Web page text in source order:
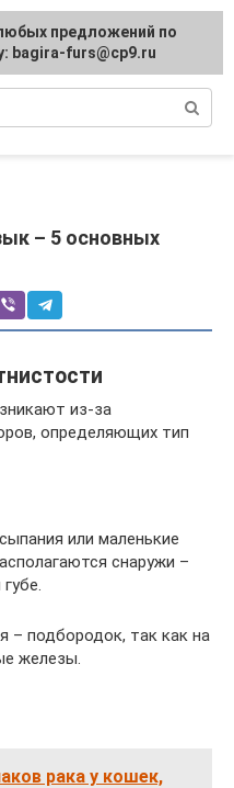
уход
– 5 основных
из-за
определяющих тип
или маленькие
снаружи –
– подбородок, так как на
железы.
рака у кошек,
предложений по
bagira-furs@cp9.ru